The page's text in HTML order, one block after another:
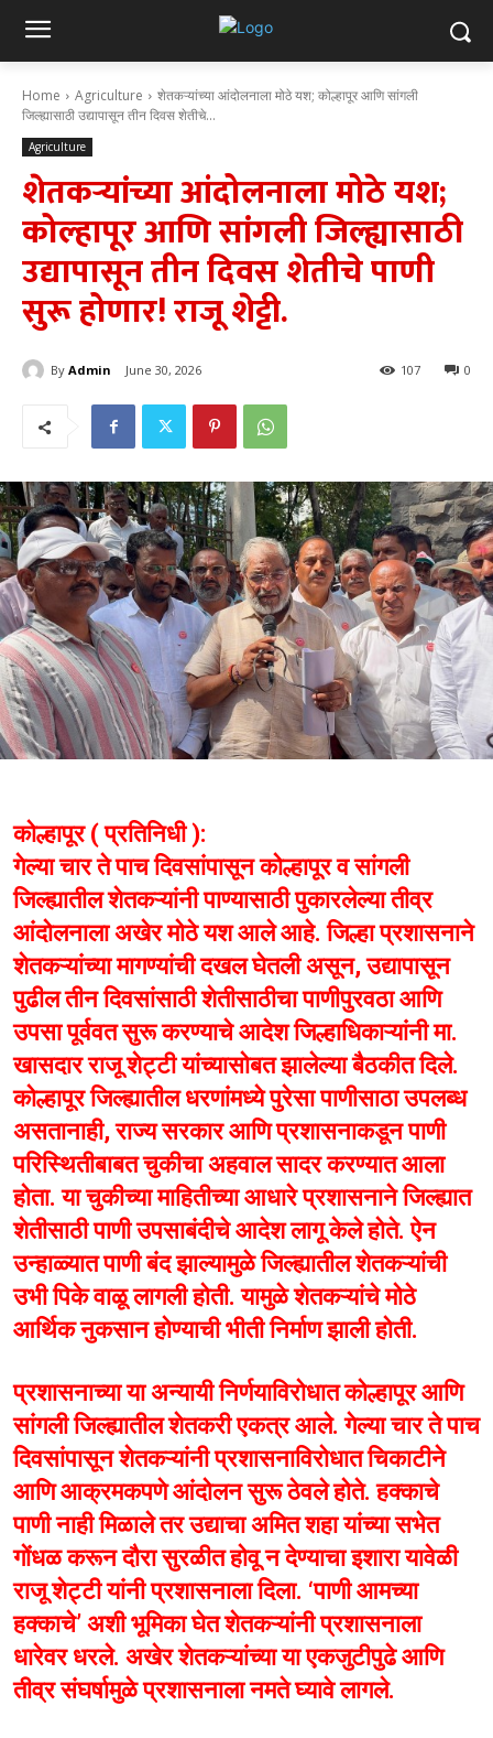
Home Agriculture
शेतकऱ्यांच्या आंदोलनाला मोठे यश; कोल्हापूर आणि सांगली
जिल्ह्यासाठी उद्यापासून तीन दिवस शेतीचे...
Agriculture
शेतकऱ्यांच्या आंदोलनाला मोठे यश;
कोल्हापूर आणि सांगली जिल्ह्यासाठी
उद्यापासून तीन दिवस शेतीचे पाणी
सुरू होणार! राजू शेट्टी.
By Admin June 30, 2026 0
107
कोल्हापूर ( प्रतिनिधी ):
गेल्या चार ते पाच दिवसांपासून कोल्हापूर व सांगली
जिल्ह्यातील शेतकऱ्यांनी पाण्यासाठी पुकारलेल्या तीव्र
आंदोलनाला अखेर मोठे यश आले आहे. जिल्हा प्रशासनाने
शेतकऱ्यांच्या मागण्यांची दखल घेतली असून, उद्यापासून
पुढील तीन दिवसांसाठी शेतीसाठीचा पाणीपुरवठा आणि
उपसा पूर्ववत सुरू करण्याचे आदेश जिल्हाधिकाऱ्यांनी मा.
खासदार राजू शेट्टी यांच्यासोबत झालेल्या बैठकीत दिले.
कोल्हापूर जिल्ह्यातील धरणांमध्ये पुरेसा पाणीसाठा उपलब्ध
असतानाही, राज्य सरकार आणि प्रशासनाकडून पाणी
परिस्थितीबाबत चुकीचा अहवाल सादर करण्यात आला
होता. या चुकीच्या माहितीच्या आधारे प्रशासनाने जिल्ह्यात
शेतीसाठी पाणी उपसाबंदीचे आदेश लागू केले होते. ऐन
उन्हाळ्यात पाणी बंद झाल्यामुळे जिल्ह्यातील शेतकऱ्यांची
उभी पिके वाळू लागली होती. यामुळे शेतकऱ्यांचे मोठे
आर्थिक नुकसान होण्याची भीती निर्माण झाली होती.
प्रशासनाच्या या अन्यायी निर्णयाविरोधात कोल्हापूर आणि
सांगली जिल्ह्यातील शेतकरी एकत्र आले. गेल्या चार ते पाच
दिवसांपासून शेतकऱ्यांनी प्रशासनाविरोधात चिकाटीने
आणि आक्रमकपणे आंदोलन सुरू ठेवले होते. हक्काचे
पाणी नाही मिळाले तर उद्याचा अमित शहा यांच्या सभेत
गोंधळ करून दौरा सुरळीत होवू न देण्याचा इशारा यावेळी
राजू शेट्टी यांनी प्रशासनाला दिला. ‘पाणी आमच्या
हक्काचे’ अशी भूमिका घेत शेतकऱ्यांनी प्रशासनाला
धारेवर धरले. अखेर शेतकऱ्यांच्या या एकजुटीपुढे आणि
तीव्र संघर्षामुळे प्रशासनाला नमते घ्यावे लागले.